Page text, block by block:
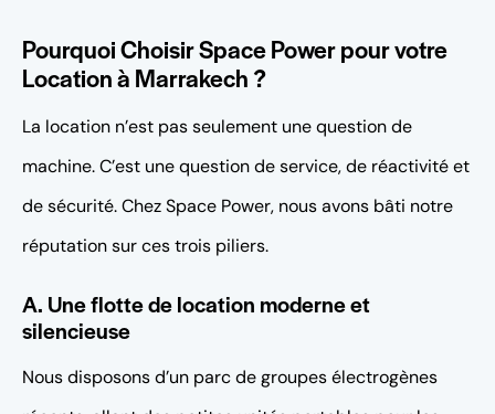
Pourquoi Choisir Space Power pour votre
Location à Marrakech ?
La location n’est pas seulement une question de
machine. C’est une question de service, de réactivité et
de sécurité. Chez Space Power, nous avons bâti notre
réputation sur ces trois piliers.
A. Une flotte de location moderne et
silencieuse
Nous disposons d’un parc de groupes électrogènes